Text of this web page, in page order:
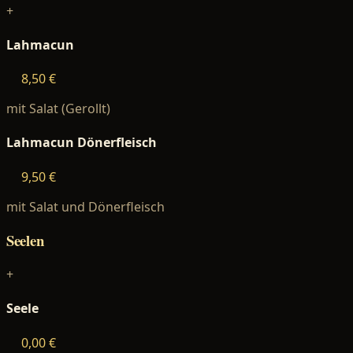
+
Lahmacun
8,50 €
mit Salat (Gerollt)
Lahmacun Dönerfleisch
9,50 €
mit Salat und Dönerfleisch
Seelen
+
Seele
0,00 €